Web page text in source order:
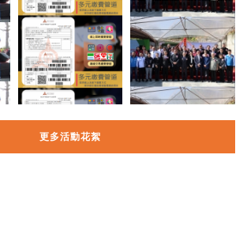
更多活動花絮